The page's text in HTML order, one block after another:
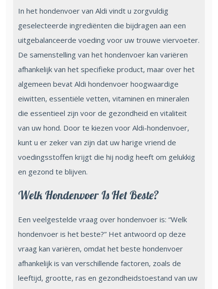
In het hondenvoer van Aldi vindt u zorgvuldig
geselecteerde ingrediënten die bijdragen aan een
uitgebalanceerde voeding voor uw trouwe viervoeter.
De samenstelling van het hondenvoer kan variëren
afhankelijk van het specifieke product, maar over het
algemeen bevat Aldi hondenvoer hoogwaardige
eiwitten, essentiële vetten, vitaminen en mineralen
die essentieel zijn voor de gezondheid en vitaliteit
van uw hond. Door te kiezen voor Aldi-hondenvoer,
kunt u er zeker van zijn dat uw harige vriend de
voedingsstoffen krijgt die hij nodig heeft om gelukkig
en gezond te blijven.
Welk Hondenvoer Is Het Beste?
Een veelgestelde vraag over hondenvoer is: “Welk
hondenvoer is het beste?” Het antwoord op deze
vraag kan variëren, omdat het beste hondenvoer
afhankelijk is van verschillende factoren, zoals de
leeftijd, grootte, ras en gezondheidstoestand van uw